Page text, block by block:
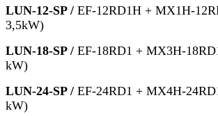
LUN-12-SP / EF-12RD1H + MX1H-
3,5kW)
LUN-18-SP / EF-18RD1 + MX3H-
kW)
LUN-24-SP / EF-24RD1 + MX4H-
kW)